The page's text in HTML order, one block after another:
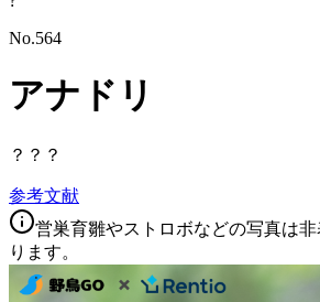
No.564
アナドリ
？？？
参考文献
営巣育雛やストロボなどの写真は
ります。